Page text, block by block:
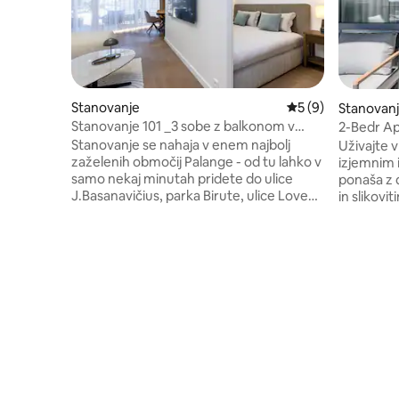
Stanovanje Povprečna ocena:
5 (9)
Stanovanje 101 _3 sobe z balkonom v
središču mesta
Stanovanje se nahaja v enem najbolj
zaželenih območij Palange - od tu lahko v
samo nekaj minutah pridete do ulice
J.Basanavičius, parka Birute, ulice Love
2-Bedr
Uživajte
izjemnim
ponaša z
in